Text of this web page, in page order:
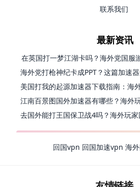
联系我们
最新资讯
在英国打一梦江湖卡吗？海外党国服
回国vpn 回国加速vpn 海